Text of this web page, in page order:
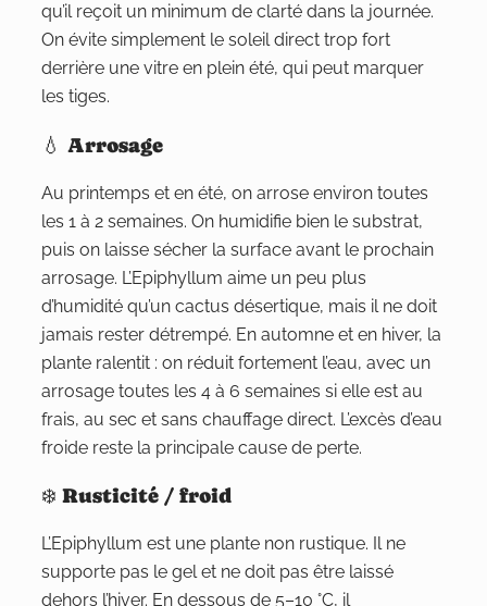
qu’il reçoit un minimum de clarté dans la journée.
On évite simplement le soleil direct trop fort
derrière une vitre en plein été, qui peut marquer
les tiges.
💧 Arrosage
Au printemps et en été, on arrose environ toutes
les 1 à 2 semaines. On humidifie bien le substrat,
puis on laisse sécher la surface avant le prochain
arrosage. L’Epiphyllum aime un peu plus
d’humidité qu’un cactus désertique, mais il ne doit
jamais rester détrempé. En automne et en hiver, la
plante ralentit : on réduit fortement l’eau, avec un
arrosage toutes les 4 à 6 semaines si elle est au
frais, au sec et sans chauffage direct. L’excès d’eau
froide reste la principale cause de perte.
❄️ Rusticité / froid
L’Epiphyllum est une plante non rustique. Il ne
supporte pas le gel et ne doit pas être laissé
dehors l’hiver. En dessous de 5–10 °C, il